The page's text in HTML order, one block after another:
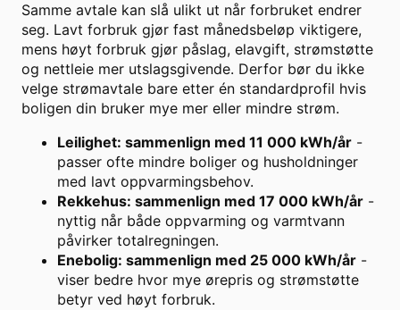
Samme avtale kan slå ulikt ut når forbruket endrer
seg. Lavt forbruk gjør fast månedsbeløp viktigere,
mens høyt forbruk gjør påslag, elavgift, strømstøtte
og nettleie mer utslagsgivende. Derfor bør du ikke
velge strømavtale bare etter én standardprofil hvis
boligen din bruker mye mer eller mindre strøm.
Leilighet: sammenlign med 11 000 kWh/år -
passer ofte mindre boliger og husholdninger
med lavt oppvarmingsbehov.
Rekkehus: sammenlign med 17 000 kWh/år -
nyttig når både oppvarming og varmtvann
påvirker totalregningen.
Enebolig: sammenlign med 25 000 kWh/år -
viser bedre hvor mye ørepris og strømstøtte
betyr ved høyt forbruk.